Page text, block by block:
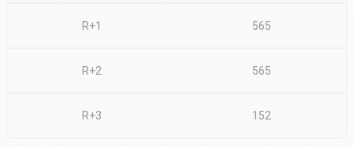
R+1 565
R+2 565
R+3 152